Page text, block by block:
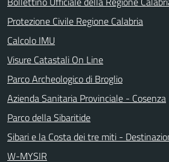
Protezione Civile Regione Calabria
Calcolo IMU
Visure Catastali On Line
Parco Archeologico di Broglio
Azienda Sanitaria Provinciale - Cosenza
Parco della Sibaritide
Sibari e la Costa dei tre miti -
W-MYSIR